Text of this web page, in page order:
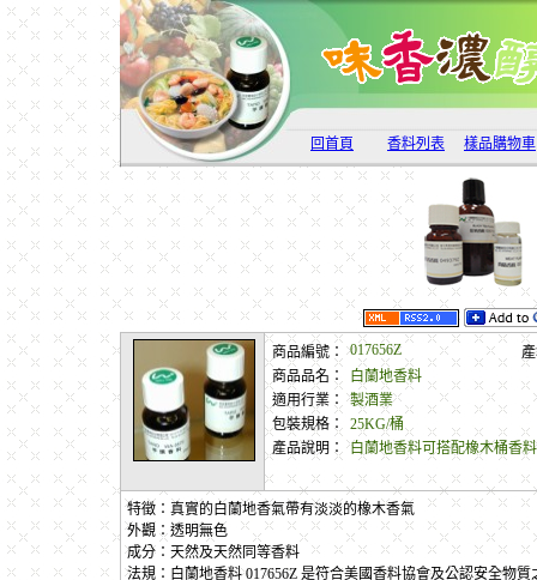
回首頁 香料列表 樣品購物車
商品編號： 017656Z
商品品名：
白蘭地香料
適用行業：
製酒業
包裝規格： 25KG/桶
產品說明： 白蘭地香料可搭配橡木桶香
特徵：真實的白蘭地香氣帶有淡淡的橡木香氣
外觀：透明無色
成分：天然及天然同等香料
法規：白蘭地香料 017656Z 是符合美國香料協會及公認安全物質